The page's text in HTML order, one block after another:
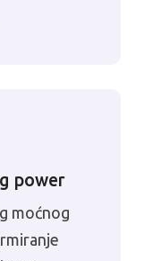
power
moćnog